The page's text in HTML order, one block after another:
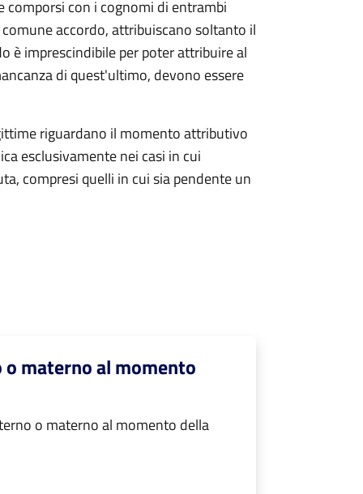
comporsi con i cognomi di entrambi
accordo, attribuiscano soltanto il
è imprescindibile per poter attribuire al
di quest'ultimo, devono essere
riguardano il momento attributivo
esclusivamente nei casi in cui
compresi quelli in cui sia pendente un
materno al momento
o materno al momento della